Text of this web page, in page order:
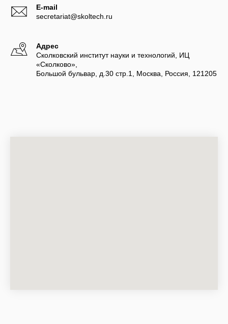
E-mail
secretariat@skoltech.ru
Адрес
Сколковский институт науки и технологий, ИЦ
«Сколково»,
Большой бульвар, д.30 стр.1, Москва, Россия, 121205